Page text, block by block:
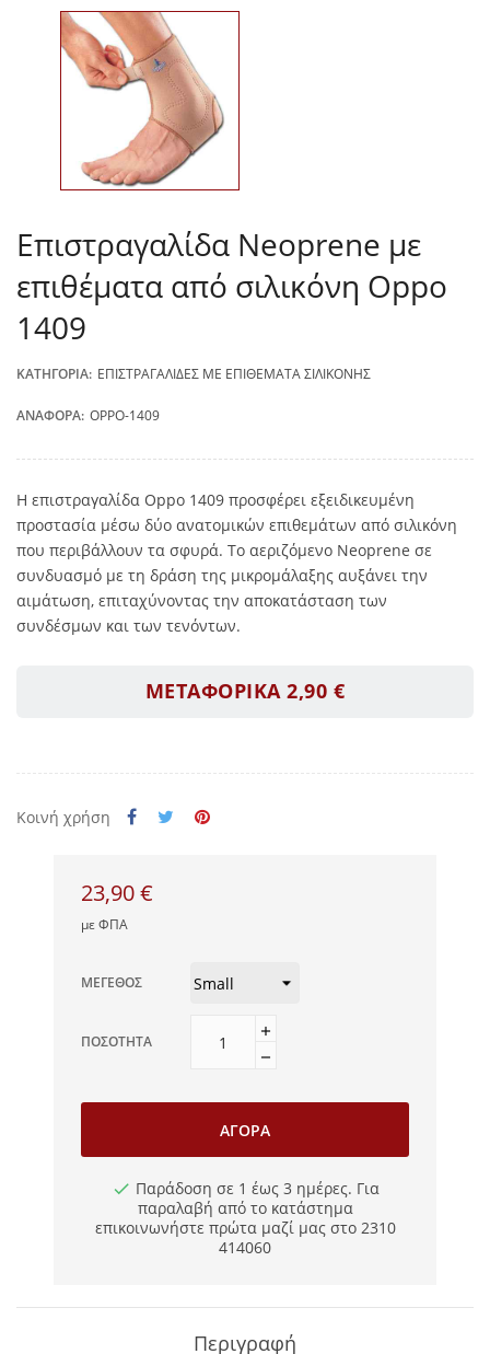
Επιστραγαλίδα Neoprene με
επιθέματα από σιλικόνη Oppo
1409
ΚΑΤΗΓΟΡΊΑ: ΕΠΙΣΤΡΑΓΑΛΊΔΕΣ ΜΕ ΕΠΙΘΈΜΑΤΑ ΣΙΛΙΚΌΝΗΣ
ΑΝΑΦΟΡΆ: OPPO-1409
Η επιστραγαλίδα Oppo 1409 προσφέρει εξειδικευμένη
προστασία μέσω δύο ανατομικών επιθεμάτων από σιλικόνη
που περιβάλλουν τα σφυρά. Το αεριζόμενο Neoprene σε
συνδυασμό με τη δράση της μικρομάλαξης αυξάνει την
αιμάτωση, επιταχύνοντας την αποκατάσταση των
συνδέσμων και των τενόντων.
ΜΕΤΑΦΟΡΙΚΑ 2,90 €
Κοινή χρήση
23,90 €
με ΦΠΑ
ΜΈΓΕΘΟΣ
ΠΟΣΌΤΗΤΑ
ΑΓΟΡΆ
Παράδοση σε 1 έως 3 ημέρες. Για
παραλαβή από το κατάστημα
επικοινωνήστε πρώτα μαζί μας στο 2310
414060
Περιγραφή